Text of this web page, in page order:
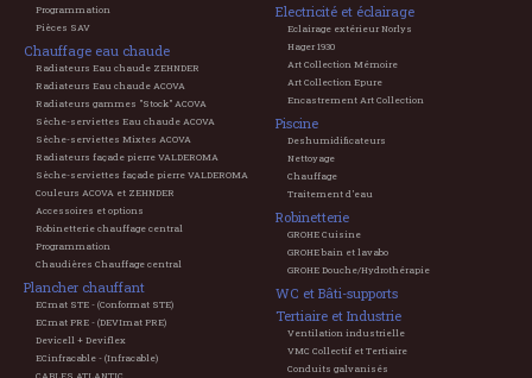
Programmation
Pièces SAV
Chauffage eau chaude
Radiateurs Eau chaude ZEHNDER
Radiateurs Eau chaude ACOVA
Radiateurs gammes "Stock" ACOVA
Sèche-serviettes Eau chaude ACOVA
Sèche-serviettes Mixtes ACOVA
Radiateurs façade pierre VALDEROMA
Sèche-serviettes façade pierre VALDEROMA
Couleurs ACOVA et ZEHNDER
Accessoires et options
Robinetterie chauffage central
Programmation
Chaudières Chauffage central
Plancher chauffant
ECmat STE - (Conformat STE)
ECmat PRE - (DEVImat PRE)
Devicell + Deviflex
ECinfracable - (Infracable)
Electricité et éclairage
Eclairage extérieur Norlys
Hager 1930
Art Collection Mémoire
Art Collection Epure
Encastrement Art Collection
Piscine
Deshumidificateurs
Nettoyage
Chauffage
Traitement d'eau
Robinetterie
GROHE Cuisine
GROHE bain et lavabo
GROHE Douche/Hydrothérapie
WC et Bâti-supports
Tertiaire et Industrie
Ventilation industrielle
VMC Collectif et Tertiaire
Conduits galvanisés